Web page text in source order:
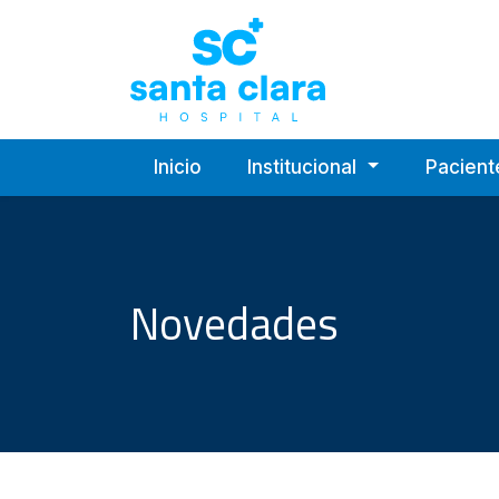
Hospital Privado
Inicio Institucional
Novedades